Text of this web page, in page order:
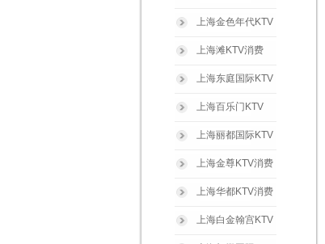
上海金色年代KTV
上海滩KTV消费
上海东庭国际KTV
上海百乐门KTV
上海丽都国际KTV
上海金尊KTV消费
上海华都KTV消费
上海白金翰宫KTV